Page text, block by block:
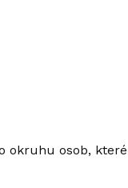
okruhu osob,